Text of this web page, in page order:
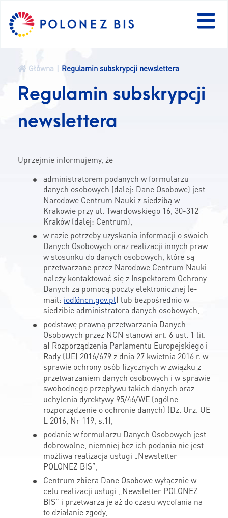
EN
AKTUALNOŚCI
PROGRAM
PROJEKTY
KONKURSY
KONTAKT
A- A A+
Główna Regulamin subskrypcji newslettera
Regulamin subskrypcji
newslettera
Uprzejmie informujemy, że
administratorem podanych w formularzu
danych osobowych (dalej: Dane Osobowe) jest
Narodowe Centrum Nauki z siedzibą w
Krakowie przy ul. Twardowskiego 16, 30-312
Kraków (dalej: Centrum),
w razie potrzeby uzyskania informacji o swoich
Danych Osobowych oraz realizacji innych praw
w stosunku do danych osobowych, które są
przetwarzane przez Narodowe Centrum Nauki
należy kontaktować się z Inspektorem Ochrony
Danych za pomocą poczty elektronicznej (e-
mail: iod@ncn.gov.pl) lub bezpośrednio w
siedzibie administratora danych osobowych,
podstawę prawną przetwarzania Danych
Osobowych przez NCN stanowi art. 6 ust. 1 lit.
a) Rozporządzenia Parlamentu Europejskiego i
Rady (UE) 2016/679 z dnia 27 kwietnia 2016 r. w
sprawie ochrony osób fizycznych w związku z
przetwarzaniem danych osobowych i w sprawie
swobodnego przepływu takich danych oraz
uchylenia dyrektywy 95/46/WE (ogólne
rozporządzenie o ochronie danych) (Dz. Urz. UE
L 2016, Nr 119, s.1),
podanie w formularzu Danych Osobowych jest
dobrowolne, niemniej bez ich podania nie jest
możliwa realizacja usługi „Newsletter
POLONEZ BIS”,
Centrum zbiera Dane Osobowe wyłącznie w
celu realizacji usługi „Newsletter POLONEZ
BIS” i przetwarza je aż do czasu wycofania na
to działanie zgody,